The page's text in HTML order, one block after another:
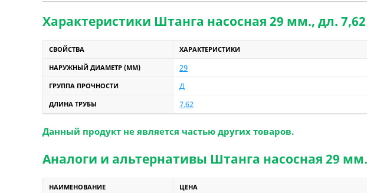
Характеристики Штанга насосная 29 мм., дл.
СВОЙСТВА ХАРАКТЕРИСТИКИ
НАРУЖНЫЙ ДИАМЕТР (ММ) 29
ГРУППА ПРОЧНОСТИ Д
ДЛИНА ТРУБЫ 7.62
Данный продукт не является частью других товаров.
Аналоги и альтернативы Штанга насосная 29
НАИМЕНОВАНИЕ ЦЕНА